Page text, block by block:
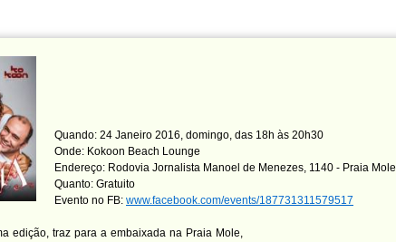
Quando: 24 Janeiro 2016, domingo, das 18h às 20h30
Onde: Kokoon Beach Lounge
Endereço: Rodovia Jornalista Manoel de Menezes, 1140 - Praia Mole
Quanto: Gratuito
Evento no FB: www.facebook.com/events/187731311579517
edição, traz para a embaixada na Praia Mole,